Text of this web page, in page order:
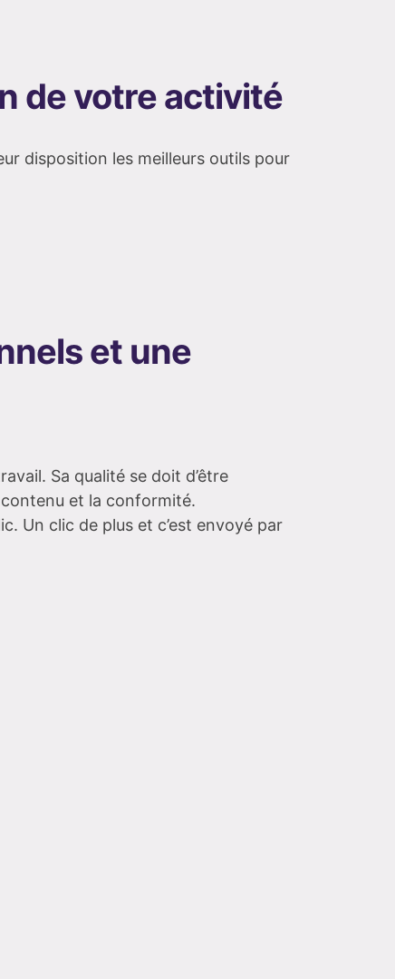
de votre activité
disposition les meilleurs outils pour
et une
Sa qualité se doit d’être
et la conformité.
Un clic de plus et c’est envoyé par